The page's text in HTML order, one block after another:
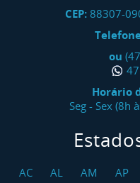
CEP: 88307-
ou
Horário
Seg - Sex (8h
AC AL AM AP